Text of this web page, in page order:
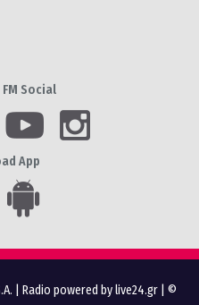
Social
App
Radio powered by live24.gr | ©